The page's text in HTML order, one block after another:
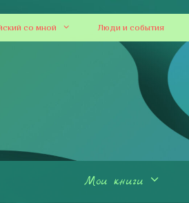
со мной Люди и события
Мои книги